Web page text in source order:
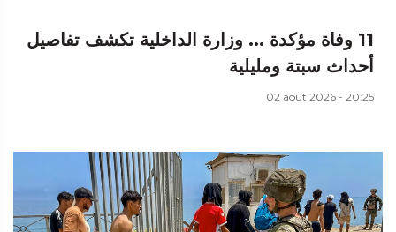
11 وفاة مؤكدة ... وزارة الداخلية تكشف تفاصيل
أحداث سبتة ومليلية
02 août 2026 - 20:25